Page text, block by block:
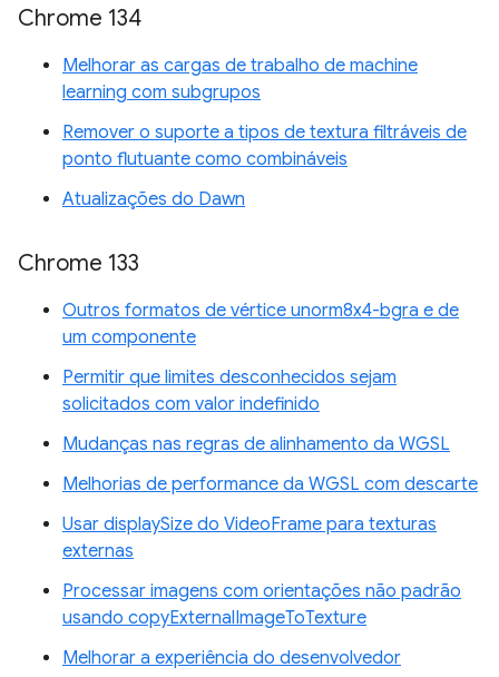
Chrome 134
Melhorar as cargas de trabalho de machine
learning com subgrupos
Remover o suporte a tipos de textura filtráveis de
ponto flutuante como combináveis
Atualizações do Dawn
Chrome 133
Outros formatos de vértice unorm8x4-bgra e de
um componente
Permitir que limites desconhecidos sejam
solicitados com valor indefinido
Mudanças nas regras de alinhamento da WGSL
Melhorias de performance da WGSL com descarte
Usar displaySize do VideoFrame para texturas
externas
Processar imagens com orientações não padrão
usando copyExternalImageToTexture
Melhorar a experiência do desenvolvedor